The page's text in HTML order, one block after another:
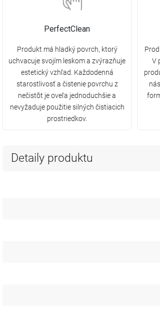
PerfectClean
Produkt má hladký povrch, ktorý
uchvacuje svojím leskom a zvýrazňuje
estetický vzhľad. Každodenná
starostlivosť a čistenie povrchu z
nečistôt je oveľa jednoduchšie a
nevyžaduje použitie silných čistiacich
prostriedkov.
V
Detaily produktu